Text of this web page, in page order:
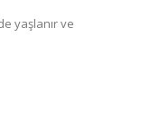
yaşlanır ve